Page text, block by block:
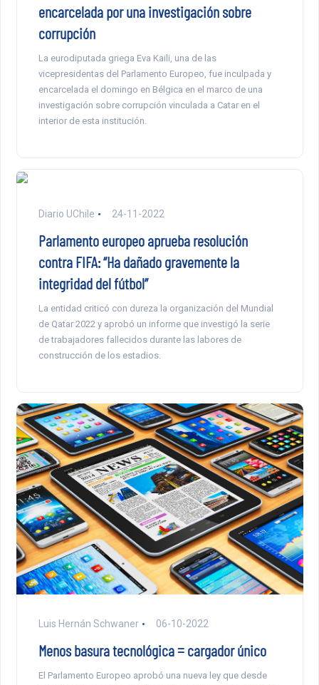
encarcelada por una investigación sobre
corrupción
La eurodiputada griega Eva Kaili, una de las
vicepresidentas del Parlamento Europeo, fue inculpada y
encarcelada el domingo en Bélgica en el marco de una
investigación sobre corrupción vinculada a Catar en el
interior de esta institución.
Diario UChile 24-11-2022
Parlamento europeo aprueba resolución
contra FIFA: “Ha dañado gravemente la
integridad del fútbol”
La entidad criticó con dureza la organización del Mundial
de Qatar 2022 y aprobó un informe que investigó la serie
de trabajadores fallecidos durante las labores de
construcción de los estadios.
Luis Hernán Schwaner 06-10-2022
Menos basura tecnológica = cargador único
El Parlamento Europeo aprobó una nueva ley que desde